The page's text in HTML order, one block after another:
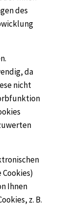
des
da
nicht
Ihnen
z. B.